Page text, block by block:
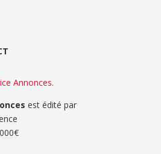
Annonces.
est édité par